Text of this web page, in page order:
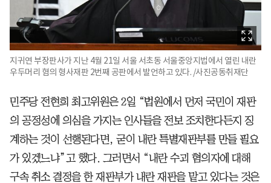
지귀연 부장판사가 지난 4월 21일 서울 서초동 서울중앙지법에서 열린 내란
우두머리 혐의 형사재판 2번째 공판에서 발언하고 있다. /사진공동취재단
민주당 전현희 최고위원은 2일 “법원에서 먼저 국민이 재판
의 공정성에 의심을 가지는 인사들을 전보 조치한다든지 징
계하는 것이 선행된다면, 굳이 내란 특별재판부를 만들 필요
가 있겠느냐”고 했다. 그러면서 “내란 수괴 혐의자에 대해
구속 취소 결정을 한 재판부가 내란 재판을 맡고 있다는 것은